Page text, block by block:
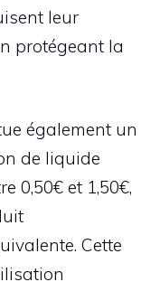
leur
protégeant la
également un
de liquide
0,50€ et 1,50€,
Cette